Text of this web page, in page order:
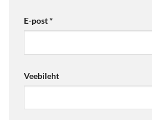
E-post*
Veebileht